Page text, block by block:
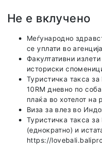
Не е вклучено
Меѓународно
се уплати во
Факултативни
историски
Туристичка такса
10RM дневно по
плаќа во хотелот на
Виза за влез во
Туристичка такса
(еднократно) и
https://